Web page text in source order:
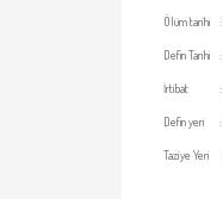
Ölüm tarihi :
Defin Tarihi :
İrtibat :
Defin yeri :
Taziye Yeri